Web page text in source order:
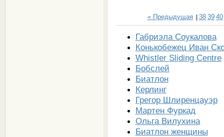
« Предыдущая| 38 39 40
Габриэла Соукалова
Конькобежец Иван
Whistler Sliding Centre
Бобслей
Биатлон
Керлинг
Грегор Шлиренцауэр
Мартен Фуркад
Ольга Вилухина
Биатлон женщины